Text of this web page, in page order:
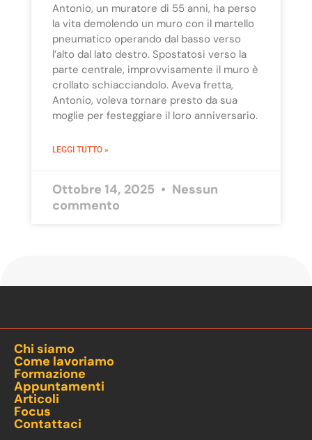
Antonio, un muratore di 55 anni, ha perso
la vita demolendo un muro con il martello
pneumatico operando dal basso verso
l’alto dal lato destro. Spostatosi verso la
parte centrale, improvvisamente il muro è
crollato schiacciandolo. Aveva fretta,
Antonio, voleva tornare presto da sua
moglie per festeggiare il loro anniversario.
LEGGI TUTTO »
Ottobre 14, 2025
Nessun
commento
Chi siamo
Come lavoriamo
Formazione
Appuntamenti
Articoli
Focus
Contattaci